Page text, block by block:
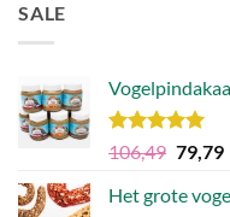
SALE
Waardering
uit 5
106,49
was:
79,79
Het grote